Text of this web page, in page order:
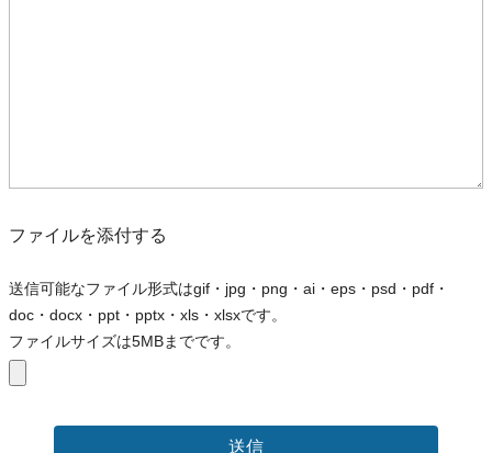
ファイルを添付する
送信可能なファイル形式はgif・jpg・png・ai・eps・psd・pdf・
doc・docx・ppt・pptx・xls・xlsxです。
ファイルサイズは5MBまでです。